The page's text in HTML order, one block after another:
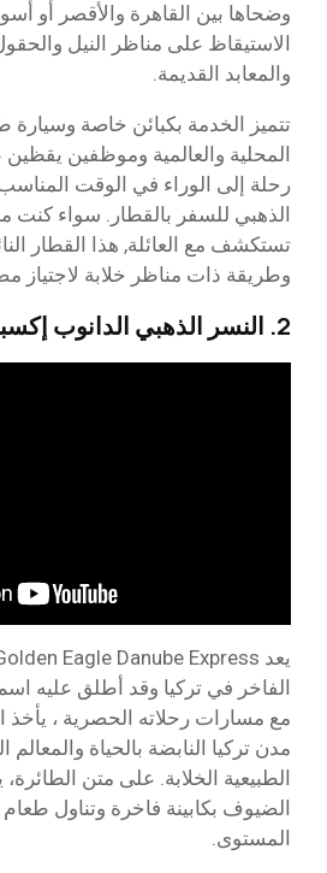
وضحاها بين القاهرة والأقصر أو
الاستيقاظ على مناظر النيل
والمعابد القديمة.
تتميز الخدمة بكبائن خاصة وسيارة
المحلية والعالمية وموظفين
رحلة إلى الوراء في الوقت
الذهبي للسفر بالقطار. سواء كنت
تستكشف مع العائلة, هذا القطار
وطريقة ذات مناظر خلابة لاجتياز
2. النسر الذهبي الدانوب إكسبريس ، تركيا
الفاخر في تركيا وقد أطلق عليه
مع مسارات رحلاته الحصرية ، يأخذ
مدن تركيا النابضة بالحياة والمعالم
الطبيعية الخلابة. على متن الطائرة،
الضيوف بكابينة فاخرة وتناول
المستوى.